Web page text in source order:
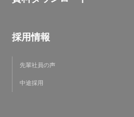
採用情報
先輩社員の声
中途採用